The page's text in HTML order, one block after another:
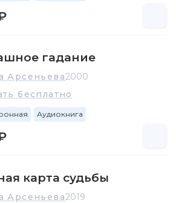
танго «АТанго».
гадание
Арсеньева2000
бесплатно
Аудиокнига
карта судьбы
Арсеньева2019